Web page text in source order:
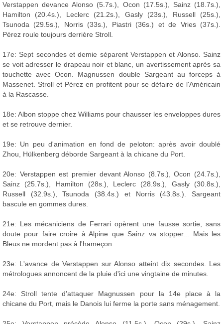
Verstappen devance Alonso (5.7s.), Ocon (17.5s.), Sainz (18.7s.),
Hamilton (20.4s.), Leclerc (21.2s.), Gasly (23s.), Russell (25s.),
Tsunoda (29.5s.), Norris (33s.), Piastri (36s.) et de Vries (37s.).
Pérez roule toujours derrière Stroll.
17e: Sept secondes et demie séparent Verstappen et Alonso. Sainz
se voit adresser le drapeau noir et blanc, un avertissement après sa
touchette avec Ocon. Magnussen double Sargeant au forceps à
Massenet. Stroll et Pérez en profitent pour se défaire de l'Américain
à la Rascasse.
18e: Albon stoppe chez Williams pour chausser les enveloppes dures
et se retrouve dernier.
19e: Un peu d'animation en fond de peloton: après avoir doublé
Zhou, Hülkenberg déborde Sargeant à la chicane du Port.
20e: Verstappen est premier devant Alonso (8.7s.), Ocon (24.7s.),
Sainz (25.7s.), Hamilton (28s.), Leclerc (28.9s.), Gasly (30.8s.),
Russell (32.9s.), Tsunoda (38.4s.) et Norris (43.8s.). Sargeant
bascule en gommes dures.
21e: Les mécaniciens de Ferrari opèrent une fausse sortie, sans
doute pour faire croire à Alpine que Sainz va stopper... Mais les
Bleus ne mordent pas à l'hameçon.
23e: L'avance de Verstappen sur Alonso atteint dix secondes. Les
métrologues annoncent de la pluie d'ici une vingtaine de minutes.
24e: Stroll tente d'attaquer Magnussen pour la 14e place à la
chicane du Port, mais le Danois lui ferme la porte sans ménagement.